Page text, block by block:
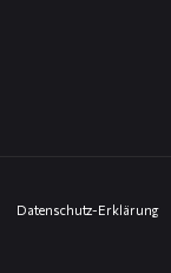
Datenschutz-Erklärung